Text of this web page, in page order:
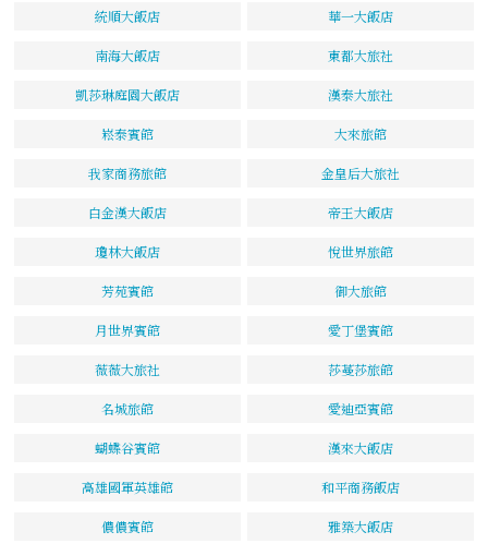
統順大飯店 華一大飯店
南海大飯店 東都大旅社
凱莎琳庭園大飯店 漢泰大旅社
崧泰賓館 大來旅館
我家商務旅館 金皇后大旅社
白金漢大飯店 帝王大飯店
瓊林大飯店 悅世界旅館
芳苑賓館 御大旅館
月世界賓館 愛丁堡賓館
薇薇大旅社 莎蔓莎旅館
名城旅館 愛迪亞賓館
蝴蝶谷賓館 漢來大飯店
高雄國軍英雄館 和平商務飯店
儂儂賓館 雅築大飯店